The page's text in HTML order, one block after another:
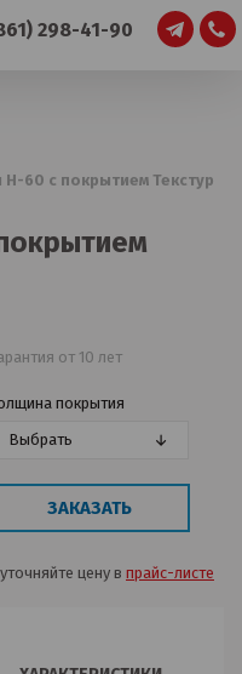
298-41-90
60 с покрытием Текстур
от 10 лет
покрытия
Выбрать
ЗАКАЗАТЬ
цену в прайс-листе